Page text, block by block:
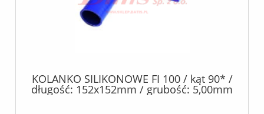
KOLANKO SILIKONOWE FI 100 / kąt 90* /
długość: 152x152mm / grubość: 5,00mm
/- 0.5mm / silikon poliester /